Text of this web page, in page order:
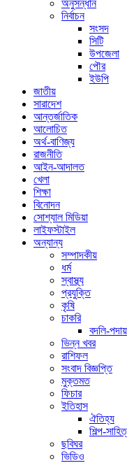
অনুসন্ধান
নির্বাচন
সংসদ
সিটি
উপজেলা
পৌর
ইউপি
জাতীয়
সারাদেশ
আন্তর্জাতিক
আলোচিত
অর্থ-বাণিজ্য
রাজনীতি
আইন-আদালত
খেলা
শিক্ষা
বিনোদন
সোশ্যাল মিডিয়া
লাইফস্টাইল
অন্যান্য
সম্পাদকীয়
ধর্ম
স্বাস্থ্য
প্রযুক্তি
কৃষি
চাকরি
বদলি-
ভিন্ন খবর
রাশিফল
সংবাদ বিজ্ঞপ্তি
মুক্তমত
ফিচার
ইতিহাস
ঐতিহ্য
শিল্প-
ছবিঘর
ভিডিও